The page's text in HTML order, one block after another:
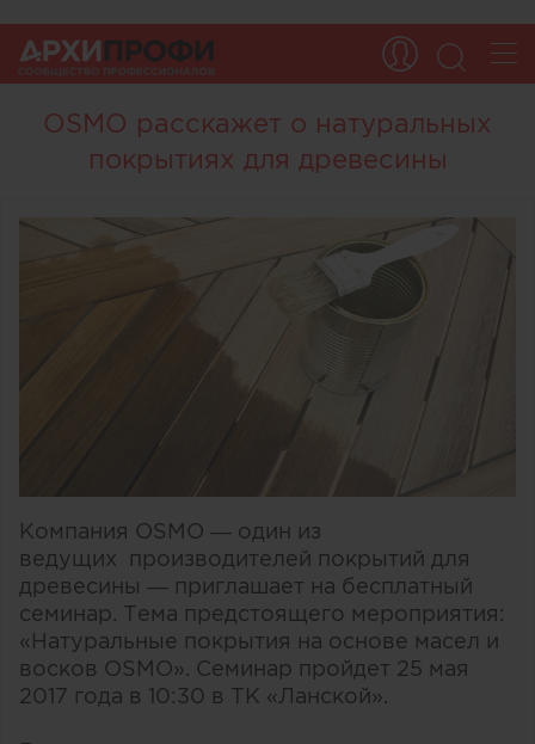
OSMO расскажет о натуральных
покрытиях для древесины
Компания OSMO — один из
ведущих производителей покрытий для
древесины — приглашает на бесплатный
семинар. Тема предстоящего мероприятия:
«Натуральные покрытия на основе масел и
восков OSMO». Семинар пройдет 25 мая
2017 года в 10:30 в ТК «Ланской».